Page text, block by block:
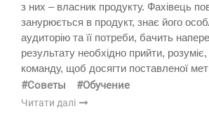
з них – власник продукту. Фахівець
занурюється в продукт, знає його
аудиторію та її потреби, бачить
результату необхідно прийти,
команду, щоб досягти поставленої
#Советы #Обучение
Читати далі